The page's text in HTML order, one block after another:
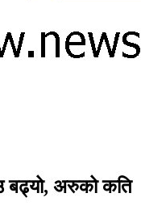
बढ्यो, अरुको कति